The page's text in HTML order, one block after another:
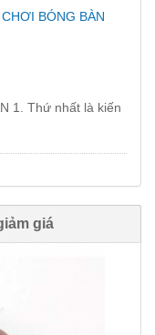
BÓNG BÀN
1. Thứ nhất là kiến
giá